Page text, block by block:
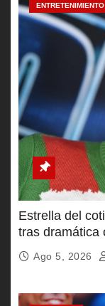
ENTRETENIMIENTO
Estrella del
tras dramática
Ago 5, 2026